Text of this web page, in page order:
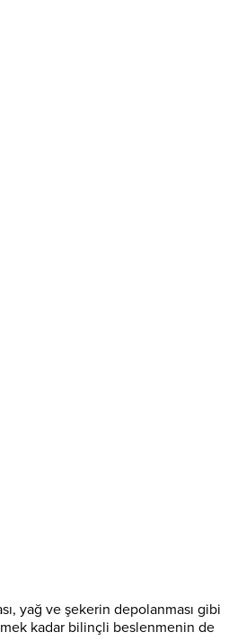
yağ ve şekerin depolanması gibi
kadar bilinçli beslenmenin de